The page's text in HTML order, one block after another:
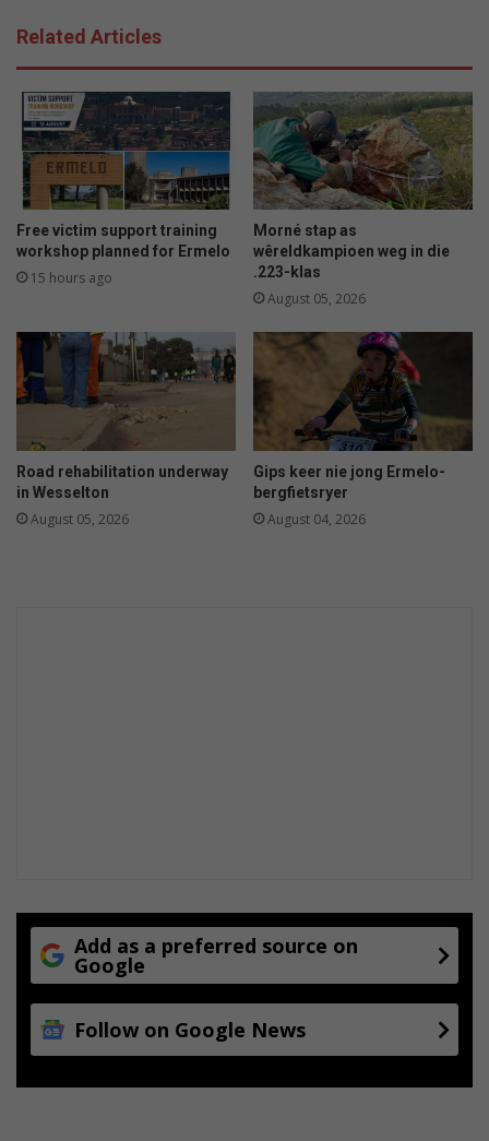
Related Articles
Free victim support training
workshop planned for Ermelo
15 hours ago
Morné stap as
wêreldkampioen weg in die
.223-klas
August 05, 2026
Road rehabilitation underway
in Wesselton
August 05, 2026
Gips keer nie jong Ermelo-
bergfietsryer
August 04, 2026
Add as a preferred source on
Google
Follow on Google News